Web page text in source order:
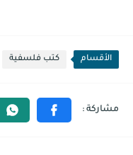
الأقسام كتب فلسفية